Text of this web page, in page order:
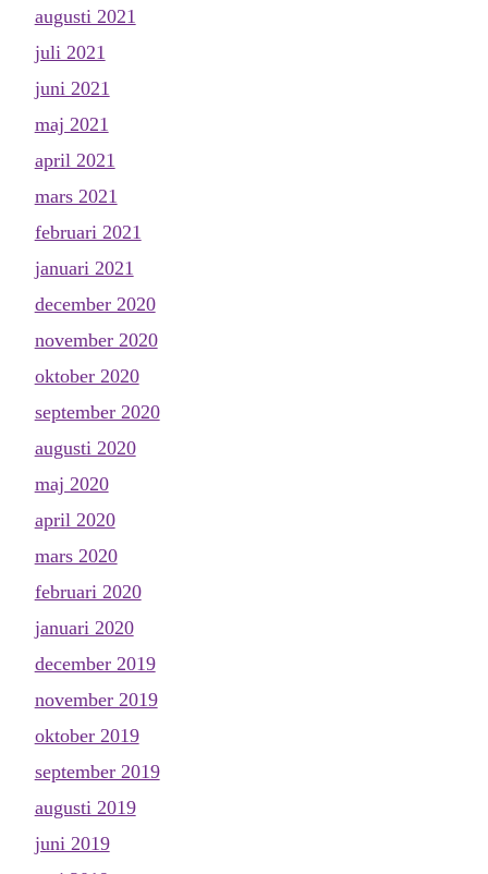
augusti 2021
juli 2021
juni 2021
maj 2021
april 2021
mars 2021
februari 2021
januari 2021
december 2020
november 2020
oktober 2020
september 2020
augusti 2020
maj 2020
april 2020
mars 2020
februari 2020
januari 2020
december 2019
november 2019
oktober 2019
september 2019
augusti 2019
juni 2019